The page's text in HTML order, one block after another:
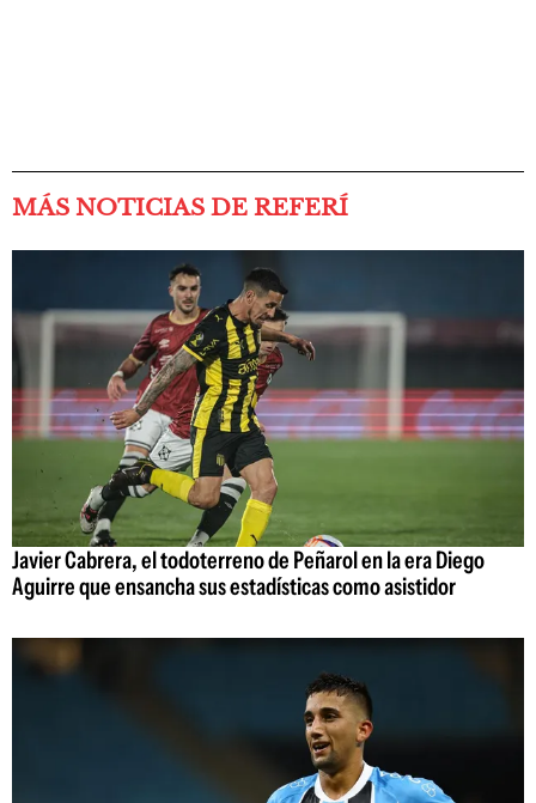
MÁS NOTICIAS DE REFERÍ
Javier Cabrera, el todoterreno de Peñarol en la era Diego
Aguirre que ensancha sus estadísticas como asistidor